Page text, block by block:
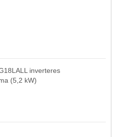
inverteres
(5,2 kW)